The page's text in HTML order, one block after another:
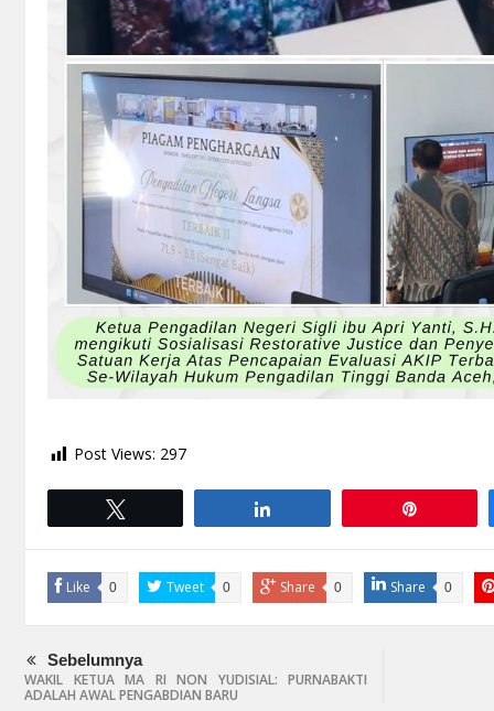
Post Views: 297
Like 0 Tweet 0 Share 0 Share 0
Sebelumnya
WAKIL KETUA MA RI NON YUDISIAL: PURNABAKTI
ADALAH AWAL PENGABDIAN BARU